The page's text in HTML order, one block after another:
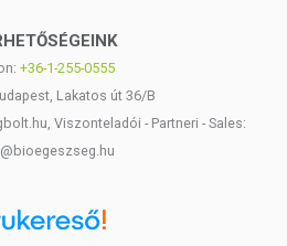
+36-1-255-0555
Lakatos út 36/B
Viszonteladói - Partneri - Sales: